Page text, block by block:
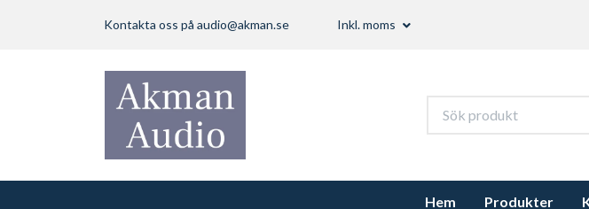
Kontakta oss på audio@akman.se Inkl. moms
Hem Produkter